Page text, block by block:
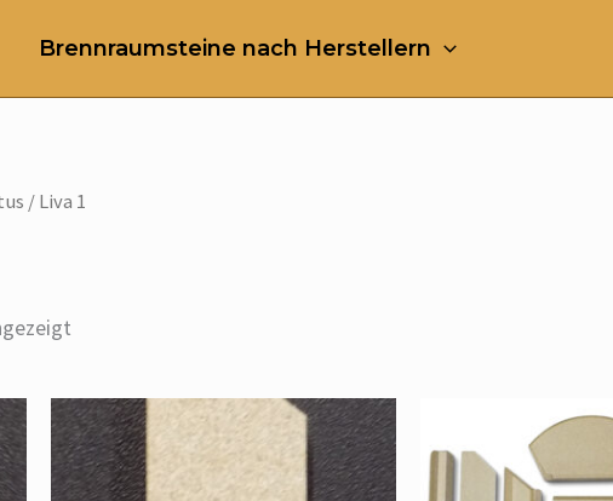
Brennraumsteine nach Herstellern
/ Liva 1